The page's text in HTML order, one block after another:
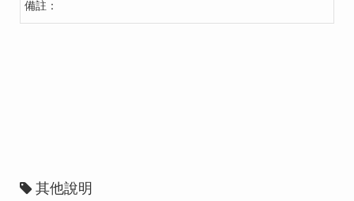
其他說明